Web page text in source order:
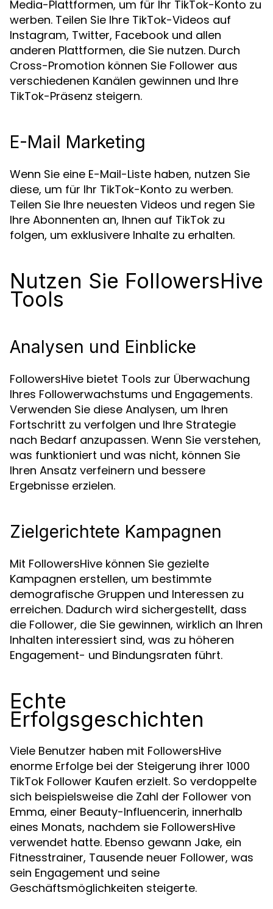
Media-Plattformen, um für Ihr TikTok-Konto zu
werben. Teilen Sie Ihre TikTok-Videos auf
Instagram, Twitter, Facebook und allen
anderen Plattformen, die Sie nutzen. Durch
Cross-Promotion können Sie Follower aus
verschiedenen Kanälen gewinnen und Ihre
TikTok-Präsenz steigern.
E-Mail Marketing
Wenn Sie eine E-Mail-Liste haben, nutzen Sie
diese, um für Ihr TikTok-Konto zu werben.
Teilen Sie Ihre neuesten Videos und regen Sie
Ihre Abonnenten an, Ihnen auf TikTok zu
folgen, um exklusivere Inhalte zu erhalten.
Nutzen Sie FollowersHive
Tools
Analysen und Einblicke
FollowersHive bietet Tools zur Überwachung
Ihres Followerwachstums und Engagements.
Verwenden Sie diese Analysen, um Ihren
Fortschritt zu verfolgen und Ihre Strategie
nach Bedarf anzupassen. Wenn Sie verstehen,
was funktioniert und was nicht, können Sie
Ihren Ansatz verfeinern und bessere
Ergebnisse erzielen.
Zielgerichtete Kampagnen
Mit FollowersHive können Sie gezielte
Kampagnen erstellen, um bestimmte
demografische Gruppen und Interessen zu
erreichen. Dadurch wird sichergestellt, dass
die Follower, die Sie gewinnen, wirklich an Ihren
Inhalten interessiert sind, was zu höheren
Engagement- und Bindungsraten führt.
Echte
Erfolgsgeschichten
Viele Benutzer haben mit FollowersHive
enorme Erfolge bei der Steigerung ihrer 1000
TikTok Follower Kaufen erzielt. So verdoppelte
sich beispielsweise die Zahl der Follower von
Emma, einer Beauty-Influencerin, innerhalb
eines Monats, nachdem sie FollowersHive
verwendet hatte. Ebenso gewann Jake, ein
Fitnesstrainer, Tausende neuer Follower, was
sein Engagement und seine
Geschäftsmöglichkeiten steigerte.